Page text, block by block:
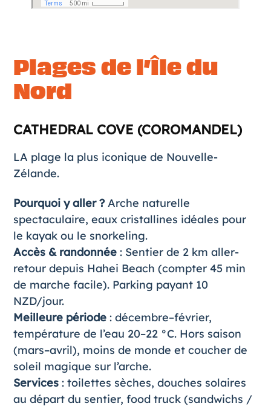
Plages de l’Île du
Nord
CATHEDRAL COVE (COROMANDEL)
LA plage la plus iconique de Nouvelle-
Zélande.
Pourquoi y aller ?Arche naturelle
spectaculaire, eaux cristallines idéales pour
le kayak ou le snorkeling.
Accès & randonnée: Sentier de 2 km aller-
retour depuis Hahei Beach (compter 45 min
de marche facile). Parking payant 10
NZD/jour.
Meilleure période: décembre–février,
température de l’eau 20–22 °C. Hors saison
(mars–avril), moins de monde et coucher de
soleil magique sur l’arche.
Services: toilettes sèches, douches solaires
au départ du sentier, food truck (sandwichs /